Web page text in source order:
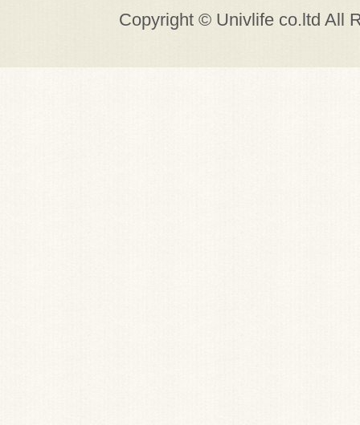
Copyright © Univlife co.ltd All